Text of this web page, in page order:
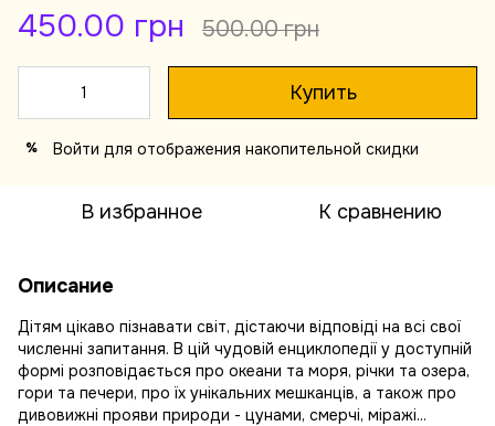
450.00 грн 500.00 грн
Купить
% Войти для отображения накопительной скидки
В избранное К сравнению
Описание
Дітям цікаво пізнавати світ, дістаючи відповіді на всі свої
численні запитання. В цій чудовій енциклопедії у доступній
формі розповідається про океани та моря, річки та озера,
гори та печери, про їх унікальних мешканців, а також про
дивовижні прояви природи - цунами, смерчі, міражі...